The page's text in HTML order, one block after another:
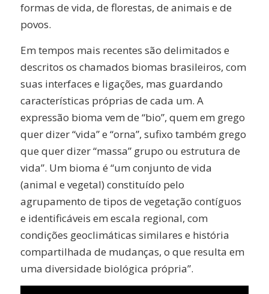
formas de vida, de florestas, de animais e de
povos.
Em tempos mais recentes são delimitados e
descritos os chamados biomas brasileiros, com
suas interfaces e ligações, mas guardando
características próprias de cada um. A
expressão bioma vem de “bio”, quem em grego
quer dizer “vida” e “orna”, sufixo também grego
que quer dizer “massa” grupo ou estrutura de
vida”. Um bioma é “um conjunto de vida
(animal e vegetal) constituído pelo
agrupamento de tipos de vegetação contíguos
e identificáveis em escala regional, com
condições geoclimáticas similares e história
compartilhada de mudanças, o que resulta em
uma diversidade biológica própria”.